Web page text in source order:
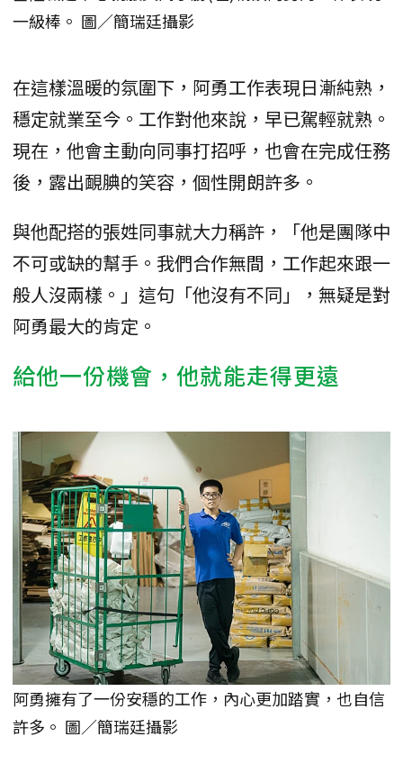
一級棒。 圖／簡瑞廷攝影
在這樣溫暖的氛圍下，阿勇工作表現日漸純熟，
穩定就業至今。工作對他來說，早已駕輕就熟。
現在，他會主動向同事打招呼，也會在完成任務
後，露出靦腆的笑容，個性開朗許多。
與他配搭的張姓同事就大力稱許，「他是團隊中
不可或缺的幫手。我們合作無間，工作起來跟一
般人沒兩樣。」這句「他沒有不同」，無疑是對
阿勇最大的肯定。
給他一份機會，他就能走得更遠
阿勇擁有了一份安穩的工作，內心更加踏實，也自信
許多。 圖／簡瑞廷攝影